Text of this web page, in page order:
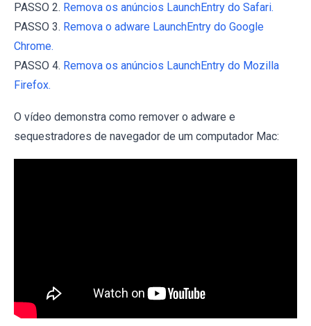
PASSO 2. Remova os anúncios LaunchEntry do Safari.
PASSO 3. Remova o adware LaunchEntry do Google
Chrome.
PASSO 4. Remova os anúncios LaunchEntry do Mozilla
Firefox.
O vídeo demonstra como remover o adware e
sequestradores de navegador de um computador Mac: